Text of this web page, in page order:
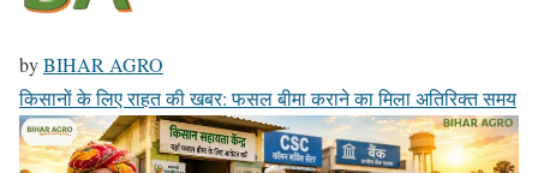
byBIHAR AGRO
किसानों के लिए राहत की खबर: फसल बीमा कराने का मिला अतिरिक्त समय